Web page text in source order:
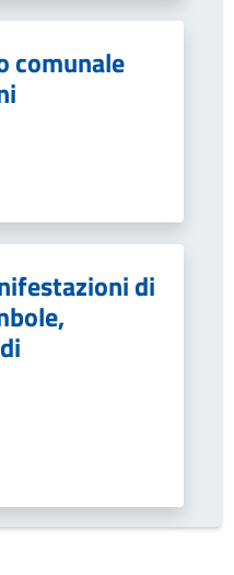
comunale
di